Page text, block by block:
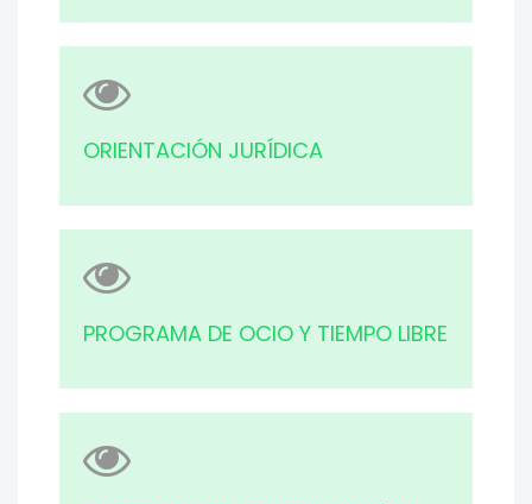
ORIENTACIÓN JURÍDICA
PROGRAMA DE OCIO Y TIEMPO LIBRE